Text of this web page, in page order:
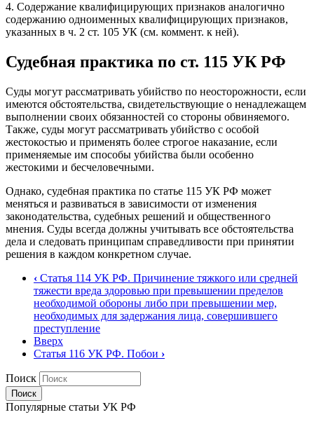
4. Содержание квалифицирующих признаков аналогично
содержанию одноименных квалифицирующих признаков,
указанных в ч. 2 ст. 105 УК (см. коммент. к ней).
Судебная практика по ст. 115 УК РФ
Суды могут рассматривать убийство по неосторожности, если
имеются обстоятельства, свидетельствующие о ненадлежащем
выполнении своих обязанностей со стороны обвиняемого.
Также, суды могут рассматривать убийство с особой
жестокостью и применять более строгое наказание, если
применяемые им способы убийства были особенно
жестокими и бесчеловечными.
Однако, судебная практика по статье 115 УК РФ может
меняться и развиваться в зависимости от изменения
законодательства, судебных решений и общественного
мнения. Суды всегда должны учитывать все обстоятельства
дела и следовать принципам справедливости при принятии
решения в каждом конкретном случае.
‹ Статья 114 УК РФ. Причинение тяжкого или средней
тяжести вреда здоровью при превышении пределов
необходимой обороны либо при превышении мер,
необходимых для задержания лица, совершившего
преступление
Вверх
Статья 116 УК РФ. Побои ›
Поиск
Популярные статьи УК РФ